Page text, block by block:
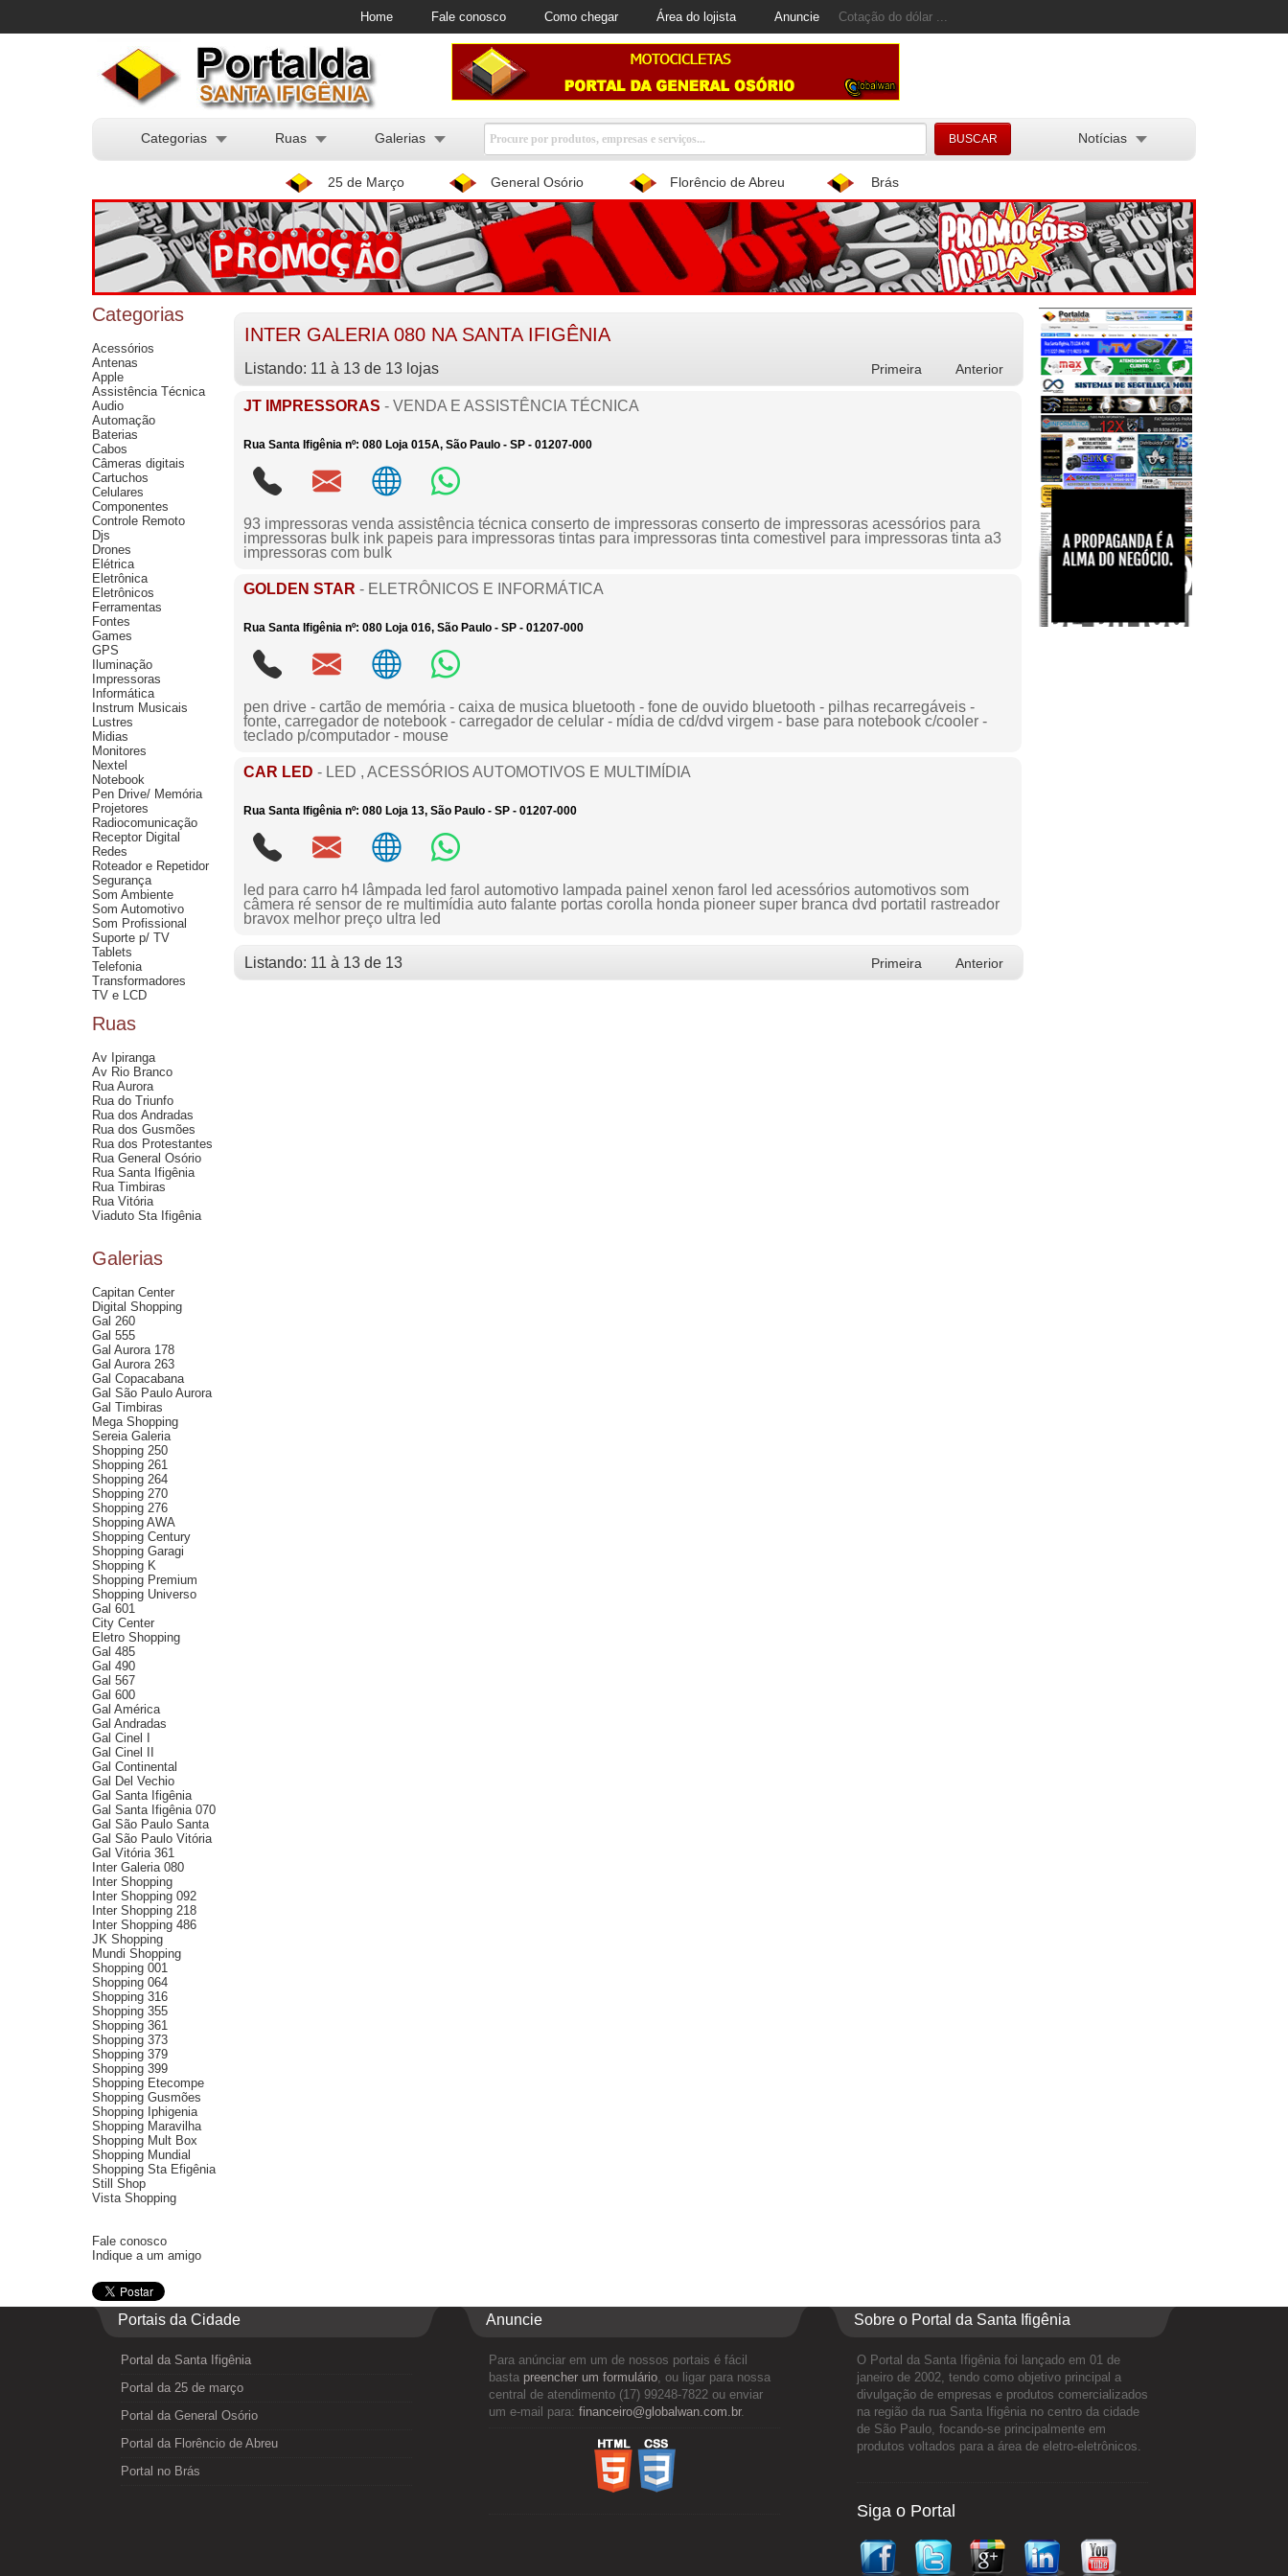
Home Fale conosco Como chegar Área do lojista Anuncie Cotação do dólar ...
Categorias Ruas Galerias Notícias
25 de Março General Osório Florêncio de Abreu Brás
Categorias
Acessórios
Antenas
Apple
Assistência Técnica
Audio
Automação
Baterias
Cabos
Câmeras digitais
Cartuchos
Celulares
Componentes
Controle Remoto
Djs
Drones
Elétrica
Eletrônica
Eletrônicos
Ferramentas
Fontes
Games
GPS
Iluminação
Impressoras
Informática
Instrum Musicais
Lustres
Midias
Monitores
Nextel
Notebook
Pen Drive/ Memória
Projetores
Radiocomunicação
Receptor Digital
Redes
Roteador e Repetidor
Segurança
Som Ambiente
Som Automotivo
Som Profissional
Suporte p/ TV
Tablets
Telefonia
Transformadores
TV e LCD
Ruas
Av Ipiranga
Av Rio Branco
Rua Aurora
Rua do Triunfo
Rua dos Andradas
Rua dos Gusmões
Rua dos Protestantes
Rua General Osório
Rua Santa Ifigênia
Rua Timbiras
Rua Vitória
Viaduto Sta Ifigênia
Galerias
Capitan Center
Digital Shopping
Gal 260
Gal 555
Gal Aurora 178
Gal Aurora 263
Gal Copacabana
Gal São Paulo Aurora
Gal Timbiras
Mega Shopping
Sereia Galeria
Shopping 250
Shopping 261
Shopping 264
Shopping 270
Shopping 276
Shopping AWA
Shopping Century
Shopping Garagi
Shopping K
Shopping Premium
Shopping Universo
Gal 601
City Center
Eletro Shopping
Gal 485
Gal 490
Gal 567
Gal 600
Gal América
Gal Andradas
Gal Cinel I
Gal Cinel II
Gal Continental
Gal Del Vechio
Gal Santa Ifigênia
Gal Santa Ifigênia 070
Gal São Paulo Santa
Gal São Paulo Vitória
Gal Vitória 361
Inter Galeria 080
Inter Shopping
Inter Shopping 092
Inter Shopping 218
Inter Shopping 486
JK Shopping
Mundi Shopping
Shopping 001
Shopping 064
Shopping 316
Shopping 355
Shopping 361
Shopping 373
Shopping 379
Shopping 399
Shopping Etecompe
Shopping Gusmões
Shopping Iphigenia
Shopping Maravilha
Shopping Mult Box
Shopping Mundial
Shopping Sta Efigênia
Still Shop
Vista Shopping
Fale conosco
Indique a um amigo
INTER GALERIA 080 NA SANTA IFIGÊNIA
Listando: 11 à 13 de 13 lojas Primeira Anterior
JT IMPRESSORAS - VENDA E ASSISTÊNCIA TÉCNICA
Rua Santa Ifigênia nº: 080 Loja 015A, São Paulo - SP - 01207-000
93 impressoras venda assistência técnica conserto de impressoras conserto de impressoras acessórios para
impressoras bulk ink papeis para impressoras tintas para impressoras tinta comestivel para impressoras tinta a3
impressoras com bulk
GOLDEN STAR - ELETRÔNICOS E INFORMÁTICA
Rua Santa Ifigênia nº: 080 Loja 016, São Paulo - SP - 01207-000
pen drive - cartão de memória - caixa de musica bluetooth - fone de ouvido bluetooth - pilhas recarregáveis -
fonte, carregador de notebook - carregador de celular - mídia de cd/dvd virgem - base para notebook c/cooler -
teclado p/computador - mouse
CAR LED - LED , ACESSÓRIOS AUTOMOTIVOS E MULTIMÍDIA
Rua Santa Ifigênia nº: 080 Loja 13, São Paulo - SP - 01207-000
led para carro h4 lâmpada led farol automotivo lampada painel xenon farol led acessórios automotivos som
câmera ré sensor de re multimídia auto falante portas corolla honda pioneer super branca dvd portatil rastreador
bravox melhor preço ultra led
Listando: 11 à 13 de 13 Primeira Anterior
Portais da Cidade
Portal da Santa Ifigênia
Portal da 25 de março
Portal da General Osório
Portal da Florêncio de Abreu
Portal no Brás
Anuncie
Para anúnciar em um de nossos portais é fácil
basta preencher um formulário, ou ligar para nossa
central de atendimento (17) 99248-7822 ou enviar
um e-mail para: financeiro@globalwan.com.br.
Sobre o Portal da Santa Ifigênia
O Portal da Santa Ifigênia foi lançado em 01 de
janeiro de 2002, tendo como objetivo principal a
divulgação de empresas e produtos comercializados
na região da rua Santa Ifigênia no centro da cidade
de São Paulo, focando-se principalmente em
produtos voltados para a área de eletro-eletrônicos.
Siga o Portal